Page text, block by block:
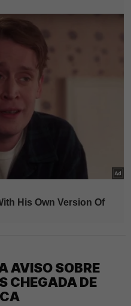
AVISO SOBRE
CHEGADA DE